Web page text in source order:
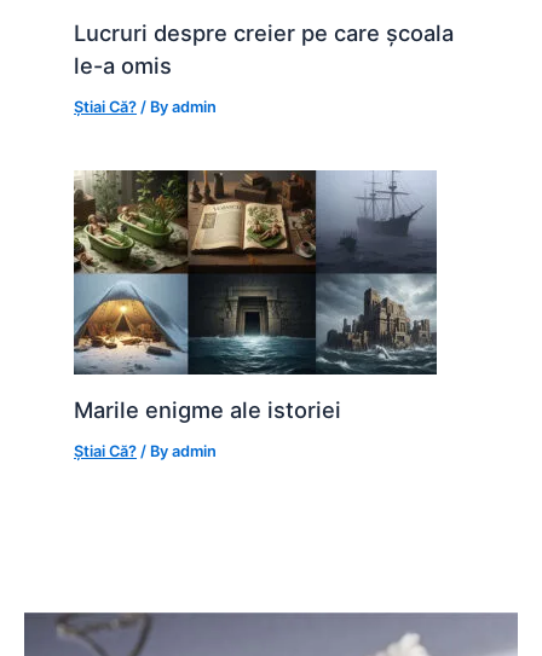
Lucruri despre creier pe care școala
le-a omis
Știai Că? / Byadmin
Marile enigme ale istoriei
Știai Că? / Byadmin